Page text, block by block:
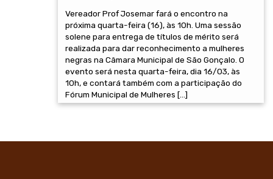
Vereador Prof Josemar fará o encontro na
próxima quarta-feira (16), às 10h. Uma sessão
solene para entrega de títulos de mérito será
realizada para dar reconhecimento a mulheres
negras na Câmara Municipal de São Gonçalo. O
evento será nesta quarta-feira, dia 16/03, às
10h, e contará também com a participação do
Fórum Municipal de Mulheres […]